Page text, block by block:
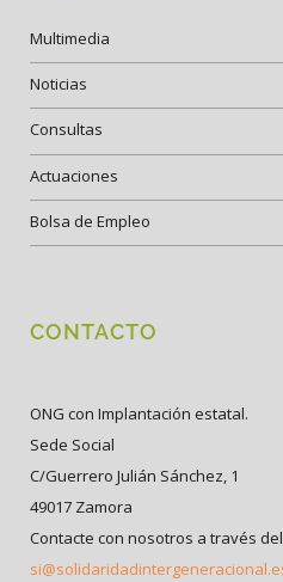
Multimedia
Noticias
Consultas
Actuaciones
Bolsa de Empleo
CONTACTO
ONG con Implantación estatal.
Sede Social
C/Guerrero Julián Sánchez, 1
49017 Zamora
Contacte con nosotros a través